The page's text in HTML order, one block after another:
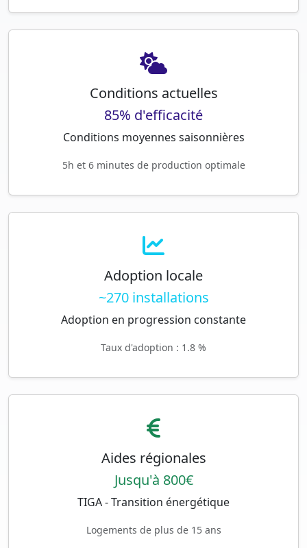
Conditions actuelles
85% d'efficacité
Conditions moyennes saisonnières
5h et 6 minutes de production optimale
Adoption locale
~270 installations
Adoption en progression constante
Taux d'adoption : 1.8 %
Aides régionales
Jusqu'à 800€
TIGA - Transition énergétique
Logements de plus de 15 ans